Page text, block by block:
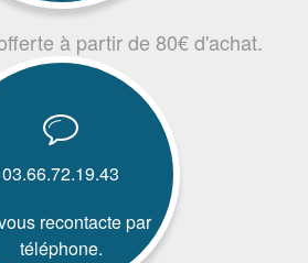
à partir de 80€ d'achat.
03.66.72.19.43
recontacte par
téléphone.